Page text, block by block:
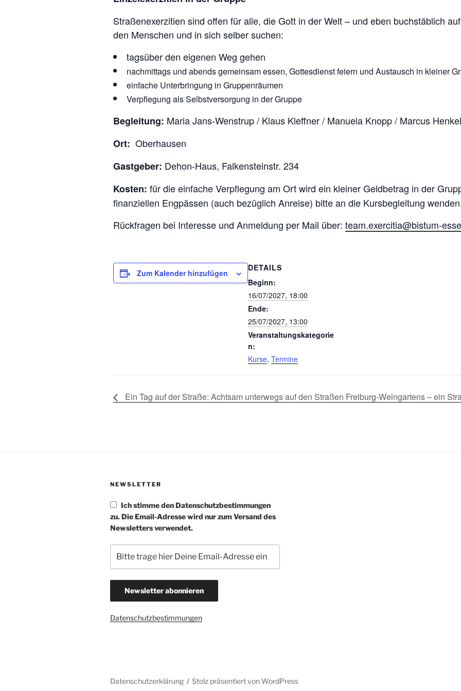
Straßenexerzitien sind offen für alle, die Gott in der Welt – und eben buchstäblich
den Menschen und in sich selber suchen:
tagsüber den eigenen Weg gehen
nachmittags und abends gemeinsam essen, Gottesdienst feiern und Austausch in kleiner
einfache Unterbringung in Gruppenräumen
Verpflegung als Selbstversorgung in der Gruppe
Begleitung: Maria Jans-Wenstrup / Klaus Kleffner / Manuela Knopp / Marcus Henkel
Ort: Oberhausen
Gastgeber: Dehon-Haus, Falkensteinstr. 234
Kosten: für die einfache Verpflegung am Ort wird ein kleiner Geldbetrag in der
finanziellen Engpässen (auch bezüglich Anreise) bitte an die Kursbegleitung
Rückfragen bei Interesse und Anmeldung per Mail über: team.exercitia@bistum-
Zum Kalender hinzufügen
DETAILS
Beginn:
16/07/2027, 18:00
Ende:
25/07/2027, 13:00
Veranstaltungskategorie
n:
Kurse, Termine
Ein Tag auf der Straße: Achtsam unterwegs auf den Straßen Freiburg-Weingartens – ein
NEWSLETTER
Ich stimme den Datenschutzbestimmungen
zu. Die Email-Adresse wird nur zum Versand des
Newsletters verwendet.
Datenschutzbestimmungen
Datenschutzerklärung Stolz präsentiert von WordPress